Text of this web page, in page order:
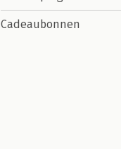
Cadeaubonnen